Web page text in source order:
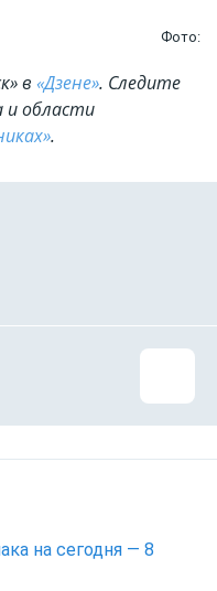
Фото:
в «Дзене». Cледите
и области
.
на сегодня — 8